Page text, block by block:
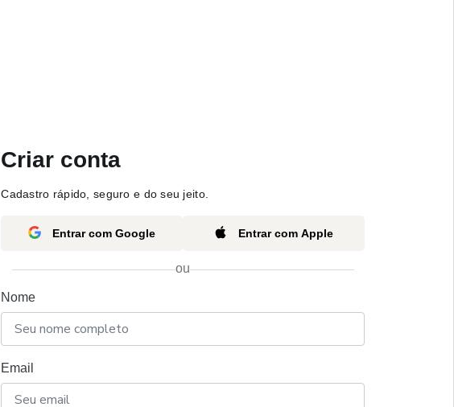
Criar conta
Cadastro rápido, seguro e do seu jeito.
Entrar com Google Entrar com Apple
ou
Nome
Email